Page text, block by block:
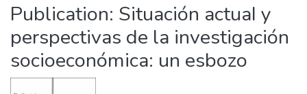
Publication: Situación actuaI y
perspectivas de la investigación
socioeconómica: un esbozo